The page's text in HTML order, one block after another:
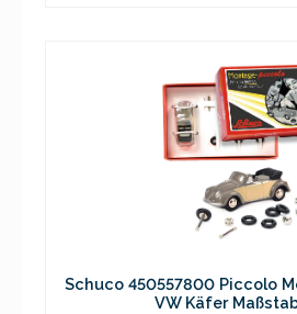
Schuco 450557800 Piccolo
VW Käfer